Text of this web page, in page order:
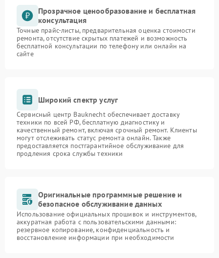
Прозрачное ценообразование и бесплатная
консультация
Точные прайс-листы, предварительная оценка стоимости
ремонта, отсутствие скрытых платежей и возможность
бесплатной консультации по телефону или онлайн на
сайте
Широкий спектр услуг
Сервисный центр Bauknecht обеспечивает доставку
техники по всей РФ, бесплатную диагностику и
качественный ремонт, включая срочный ремонт. Клиенты
могут отслеживать статус ремонта онлайн. Также
предоставляется постгарантийное обслуживание для
продления срока службы техники
Оригинальные программные решение и
безопасное обслуживание данных
Использование официальных прошивок и инструментов,
аккуратная работа с пользовательскими данными:
резервное копирование, конфиденциальность и
восстановление информации при необходимости